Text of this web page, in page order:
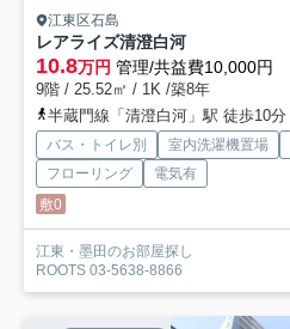
江東区石島
レアライズ清澄白河
10.8万円 管理/共益費10,000円
9階 / 25.52㎡ / 1K /築8年
半蔵門線「清澄白河」駅 徒歩10分
バス・トイレ別 室内洗濯機置場
フローリング
電気有
敷0
江東・墨田のお部屋探し
ROOTS 03-5638-8866